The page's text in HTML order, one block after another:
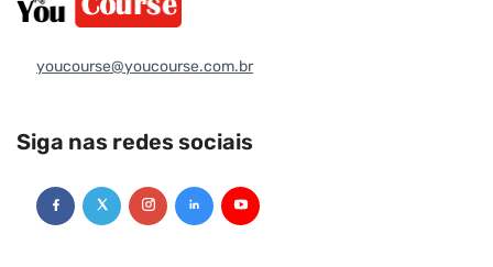
youcourse@youcourse.com.br
Siga nas redes sociais